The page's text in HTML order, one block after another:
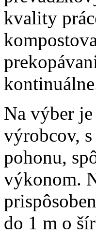
kvality
Na výber
výrobcov,
pohonu,
výkonom.
do 1 m o